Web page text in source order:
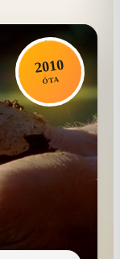
2010
ÓTA